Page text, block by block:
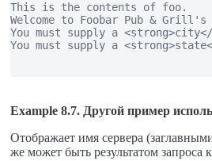
This is the contents of foo.
Welcome to Foobar Pub & Grill's
You must supply a
You must supply a
Example 8.7. Другой пример
Отображает имя сервера
же может быть результатом запроса